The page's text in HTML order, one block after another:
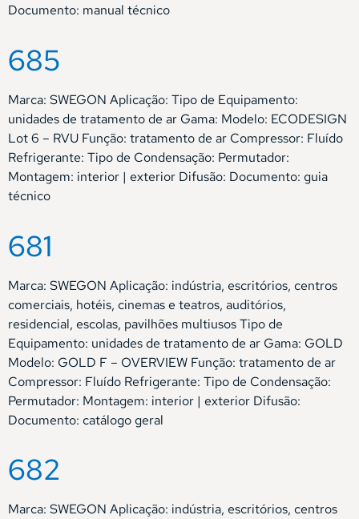
Documento: manual técnico
685
Marca: SWEGON Aplicação: Tipo de Equipamento:
unidades de tratamento de ar Gama: Modelo: ECODESIGN
Lot 6 – RVU Função: tratamento de ar Compressor: Fluído
Refrigerante: Tipo de Condensação: Permutador:
Montagem: interior | exterior Difusão: Documento: guia
técnico
681
Marca: SWEGON Aplicação: indústria, escritórios, centros
comerciais, hotéis, cinemas e teatros, auditórios,
residencial, escolas, pavilhões multiusos Tipo de
Equipamento: unidades de tratamento de ar Gama: GOLD
Modelo: GOLD F – OVERVIEW Função: tratamento de ar
Compressor: Fluído Refrigerante: Tipo de Condensação:
Permutador: Montagem: interior | exterior Difusão:
Documento: catálogo geral
682
Marca: SWEGON Aplicação: indústria, escritórios, centros